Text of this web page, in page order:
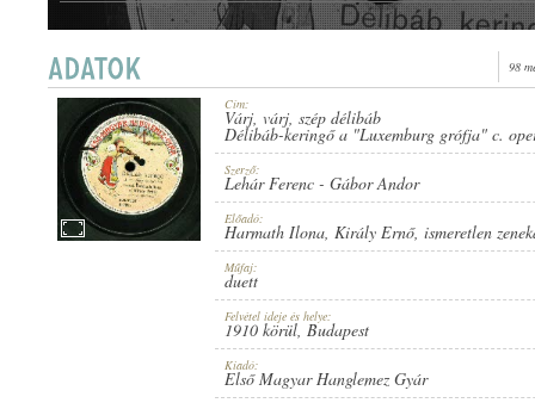
MEGJELENÉS IDEJE: 1910 KÖRÜL
ELSŐ MAGYAR HANGLEMEZ GYÁR
98
Cím:
Várj, várj, szép délibáb
Délibáb-keringő a "Luxemburg grófja" c.
Szerző:
Lehár Ferenc - Gábor Andor
Előadó:
Harmath Ilona, Király Ernő, ismeretlen
Műfaj:
duett
Felvétel ideje és helye:
1910 körül, Budapest
Kiadó:
Első Magyar Hanglemez Gyár